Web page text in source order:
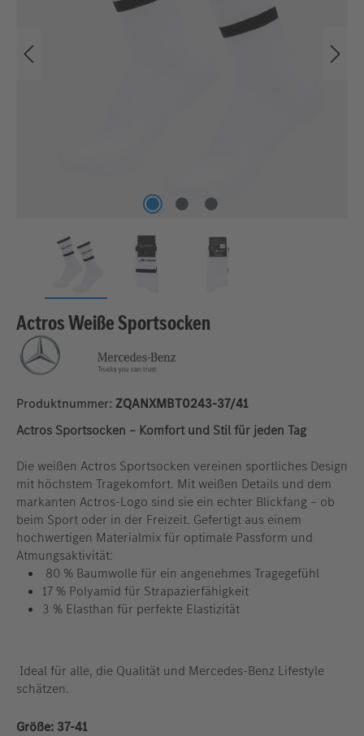
Actros Weiße Sportsocken
Produktnummer: ZQANXMBT0243-37/41
Actros Sportsocken – Komfort und Stil für jeden Tag
Die weißen Actros Sportsocken vereinen sportliches Design
mit höchstem Tragekomfort. Mit weißen Details und dem
markanten Actros-Logo sind sie ein echter Blickfang – ob
beim Sport oder in der Freizeit. Gefertigt aus einem
hochwertigen Materialmix für optimale Passform und
Atmungsaktivität:
80 % Baumwolle für ein angenehmes Tragegefühl
17 % Polyamid für Strapazierfähigkeit
3 % Elasthan für perfekte Elastizität
Ideal für alle, die Qualität und Mercedes-Benz Lifestyle
schätzen.
Größe:auswählen
37-41